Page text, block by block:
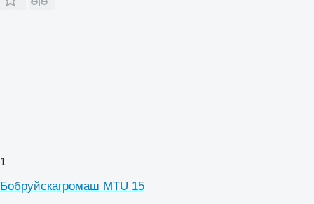
1
Бобруйскагромаш MTU 15